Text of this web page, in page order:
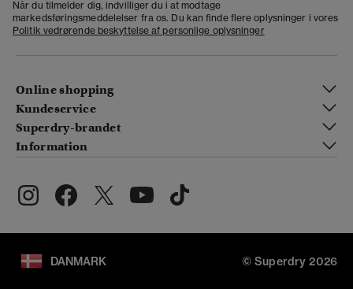
Når du tilmelder dig, indvilliger du i at modtage
markedsføringsmeddelelser fra os. Du kan finde flere oplysninger i vores
Politik vedrørende beskyttelse af personlige oplysninger
Online shopping
Kundeservice
Superdry-brandet
Information
DANMARK © Superdry 2026